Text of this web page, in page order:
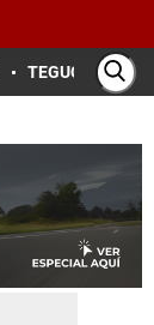
TEGUCIGALPA